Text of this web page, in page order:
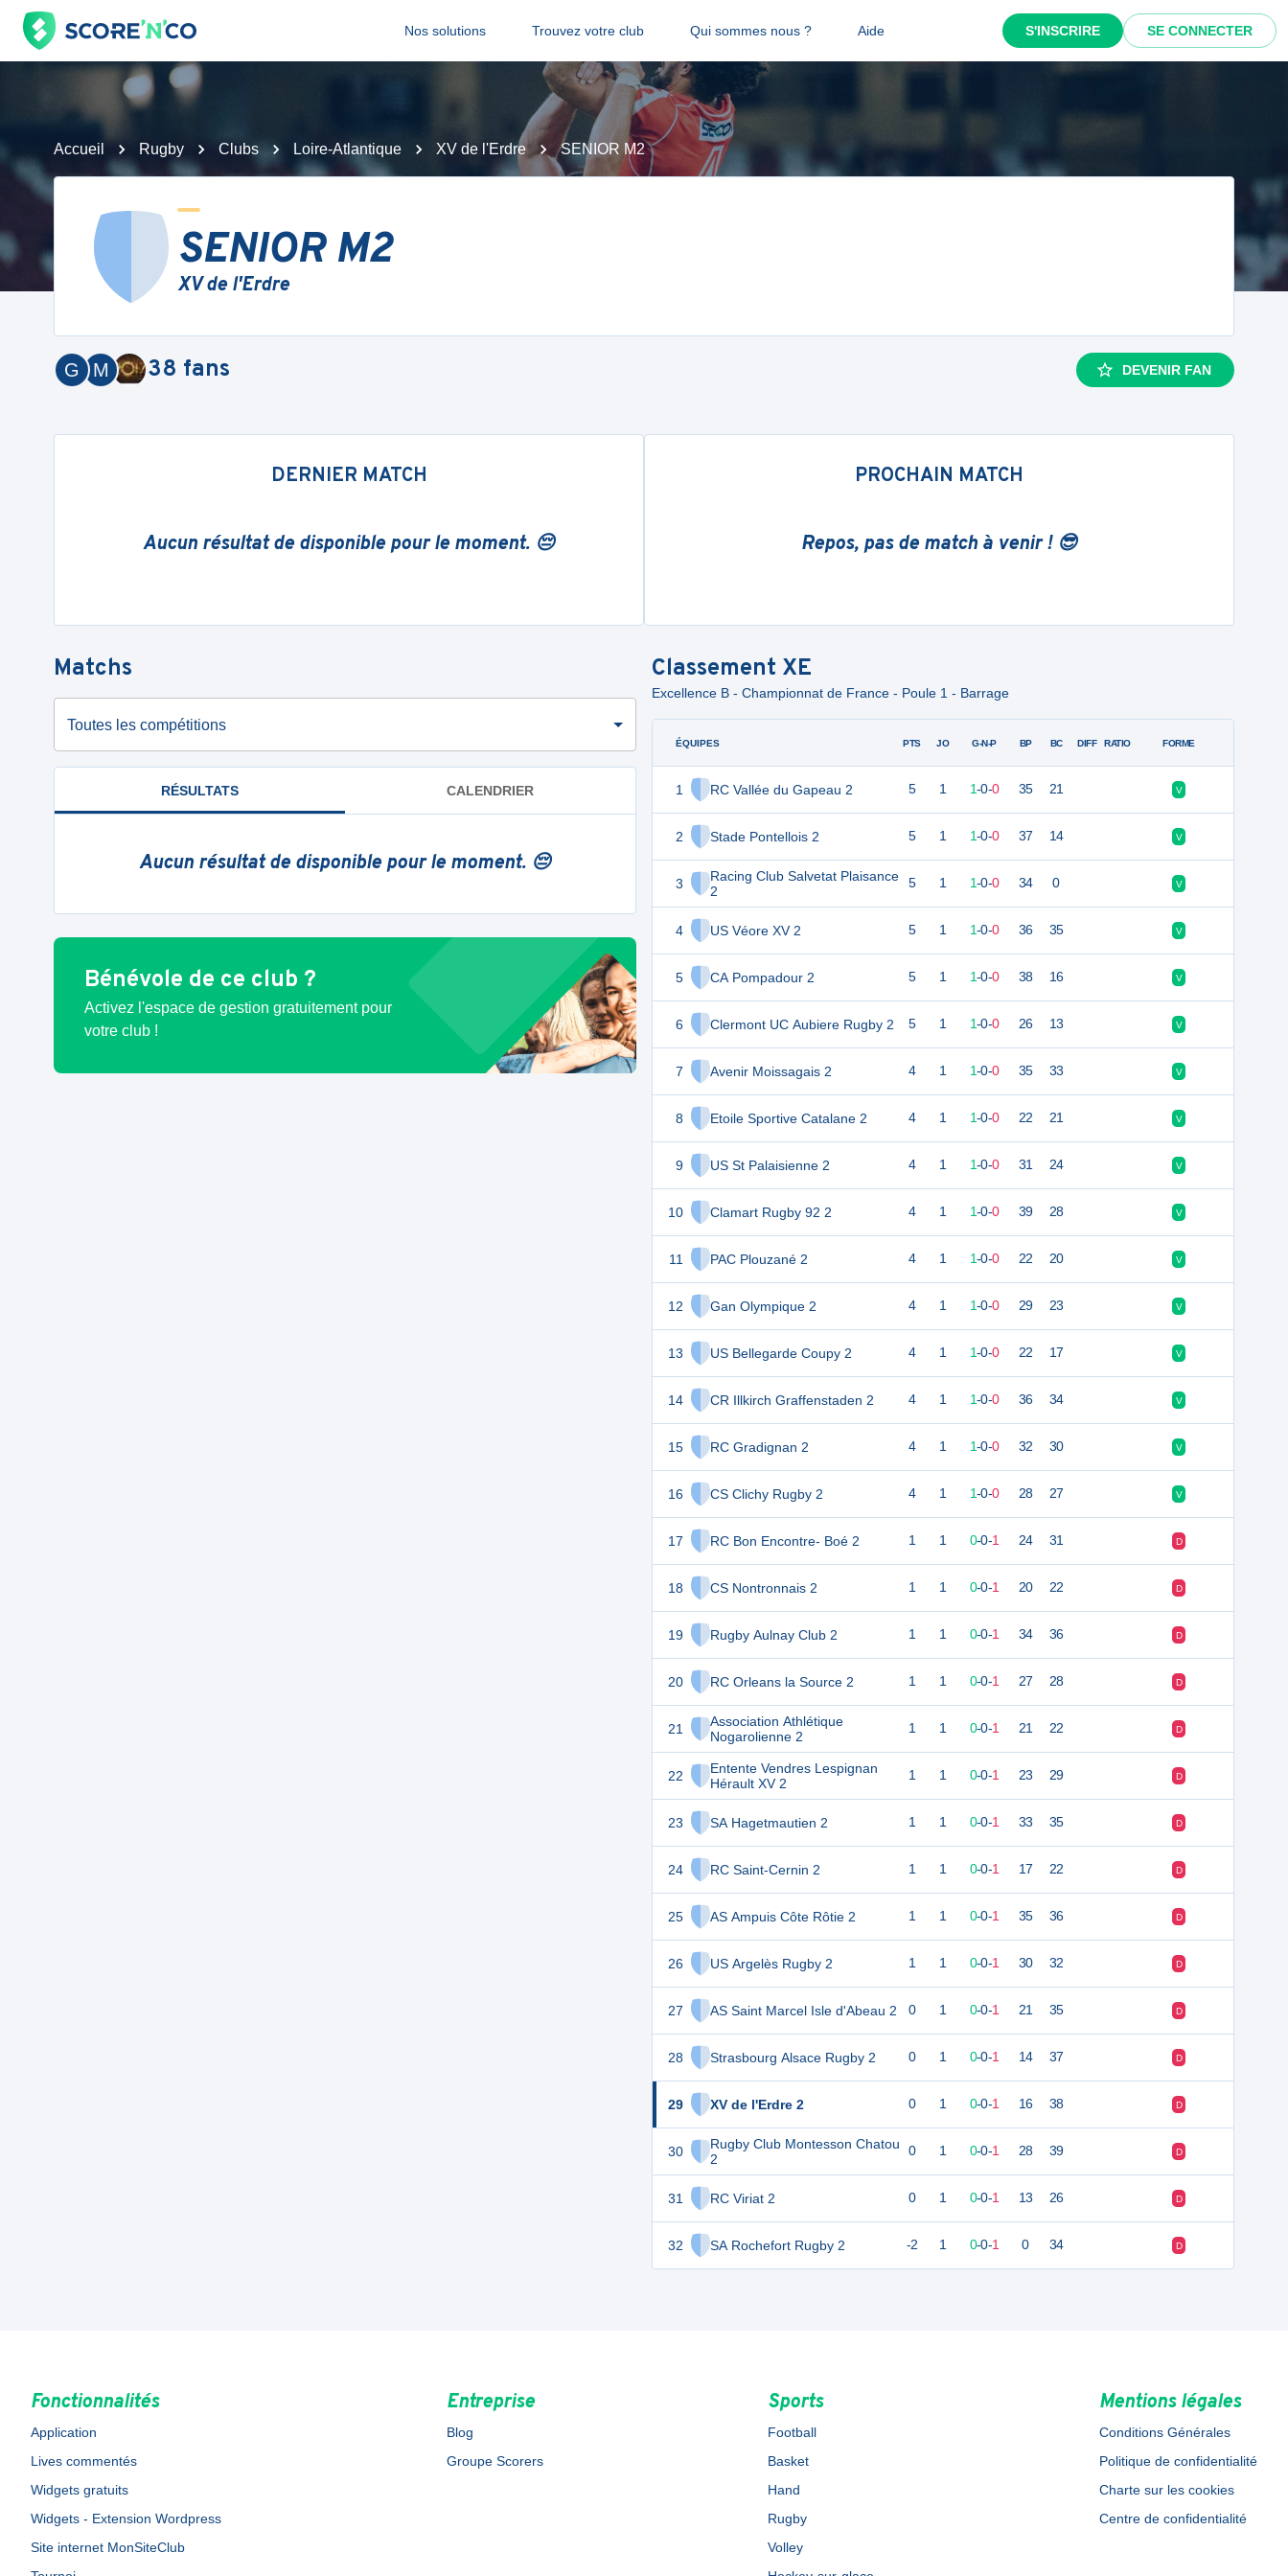
Nos solutions Trouvez votre club Qui sommes nous ? Aide S'INSCRIRE SE CONNECTER
Accueil Rugby Clubs Loire-Atlantique XV de l'Erdre SENIOR M2
SENIOR M2
XV de l'Erdre
M
G 38 fans DEVENIR FAN
DERNIER MATCH
Aucun résultat de disponible pour le moment. 😔
PROCHAIN MATCH
Repos, pas de match à venir ! 😎
Matchs
Toutes les compétitions
RÉSULTATS CALENDRIER
Aucun résultat de disponible pour le moment. 😔
Bénévole de ce club ?
Activez l'espace de gestion gratuitement pour
votre club !
Classement XE
Excellence B - Championnat de France - Poule 1 - Barrage
ÉQUIPES
1 RC Vallée du Gapeau 2
2 Stade Pontellois 2
3
Racing Club Salvetat Plaisance
2
4 US Véore XV 2
5 CA Pompadour 2
6 Clermont UC Aubiere Rugby 2
7 Avenir Moissagais 2
8 Etoile Sportive Catalane 2
9 US St Palaisienne 2
10 Clamart Rugby 92 2
11 PAC Plouzané 2
12 Gan Olympique 2
13 US Bellegarde Coupy 2
14 CR Illkirch Graffenstaden 2
15 RC Gradignan 2
16 CS Clichy Rugby 2
17 RC Bon Encontre- Boé 2
18 CS Nontronnais 2
19 Rugby Aulnay Club 2
20 RC Orleans la Source 2
21
Association Athlétique
Nogarolienne 2
22
Entente Vendres Lespignan
Hérault XV 2
23 SA Hagetmautien 2
24 RC Saint-Cernin 2
25 AS Ampuis Côte Rôtie 2
26 US Argelès Rugby 2
27 AS Saint Marcel Isle d'Abeau 2
28 Strasbourg Alsace Rugby 2
29 XV de l'Erdre 2
30
Rugby Club Montesson Chatou
2
31 RC Viriat 2
32 SA Rochefort Rugby 2
PTS JO G-N-P BP BC DIFF RATIO FORME
5 1 1-0-0 35 21 V
5 1 1-0-0 37 14 V
5 1 1-0-0 34 0 V
5 1 1-0-0 36 35 V
5 1 1-0-0 38 16 V
5 1 1-0-0 26 13 V
4 1 1-0-0 35 33 V
4 1 1-0-0 22 21 V
4 1 1-0-0 31 24 V
4 1 1-0-0 39 28 V
4 1 1-0-0 22 20 V
4 1 1-0-0 29 23 V
4 1 1-0-0 22 17 V
4 1 1-0-0 36 34 V
4 1 1-0-0 32 30 V
4 1 1-0-0 28 27 V
1 1 0-0-1 24 31 D
1 1 0-0-1 20 22 D
1 1 0-0-1 34 36 D
1 1 0-0-1 27 28 D
1 1 0-0-1 21 22 D
1 1 0-0-1 23 29 D
1 1 0-0-1 33 35 D
1 1 0-0-1 17 22 D
1 1 0-0-1 35 36 D
1 1 0-0-1 30 32 D
0 1 0-0-1 21 35 D
0 1 0-0-1 14 37 D
0 1 0-0-1 16 38 D
0 1 0-0-1 28 39 D
0 1 0-0-1 13 26 D
-2 1 0-0-1 0 34 D
Fonctionnalités
Application
Lives commentés
Widgets gratuits
Widgets - Extension Wordpress
Site internet MonSiteClub
Entreprise
Blog
Groupe Scorers
Sports
Football
Basket
Hand
Rugby
Volley
Mentions légales
Conditions Générales
Politique de confidentialité
Charte sur les cookies
Centre de confidentialité